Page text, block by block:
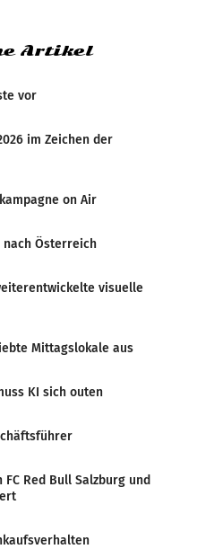
Artikel
vor
im Zeichen der
on Air
nach Österreich
visuelle
Mittagslokale aus
KI sich outen
Red Bull Salzburg und